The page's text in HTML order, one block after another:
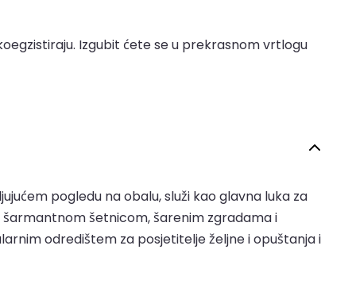
Izgubit ćete se u prekrasnom vrtlogu
pogledu na obalu, služi kao glavna luka za
šarmantnom šetnicom, šarenim zgradama i
odredištem za posjetitelje željne i opuštanja i